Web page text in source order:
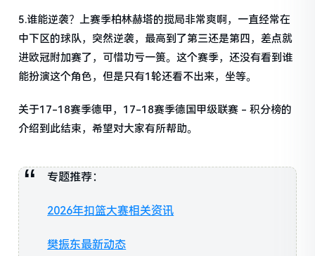
5.谁能逆袭？上赛季柏林赫塔的搅局非常爽啊，一直经常在
中下区的球队，突然逆袭，最高到了第三还是第四，差点就
进欧冠附加赛了，可惜功亏一篑。这个赛季，还没有看到谁
能扮演这个角色，但是只有1轮还看不出来，坐等。
关于17-18赛季德甲，17-18赛季德国甲级联赛 - 积分榜的
介绍到此结束，希望对大家有所帮助。
专题推荐：
2026年扣篮大赛相关资讯
樊振东最新动态